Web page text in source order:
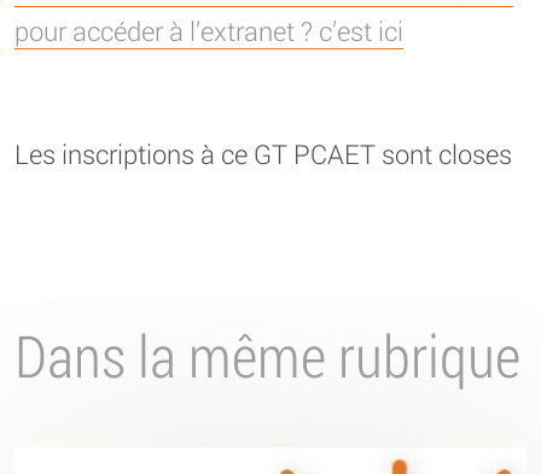
pour accéder à l’extranet ? c’est ici
Les inscriptions à ce GT PCAET sont closes
Dans la même rubrique